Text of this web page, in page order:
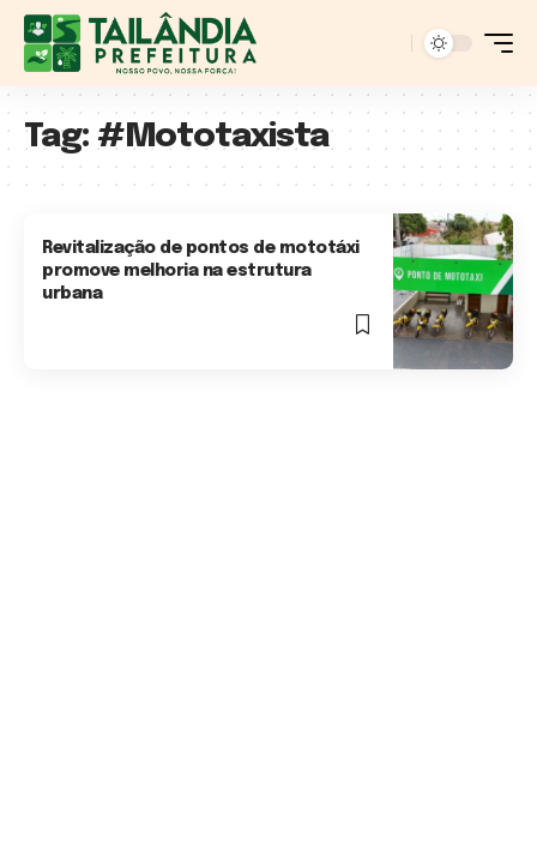
Tag: #Mototaxista
Revitalização de pontos de mototáxi
promove melhoria na estrutura
urbana